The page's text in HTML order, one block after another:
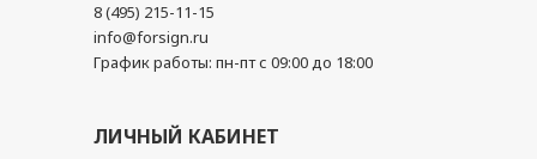
8 (495) 215-11-15
info@forsign.ru
График работы: пн-пт с 09:00 до 18:00
ЛИЧНЫЙ КАБИНЕТ